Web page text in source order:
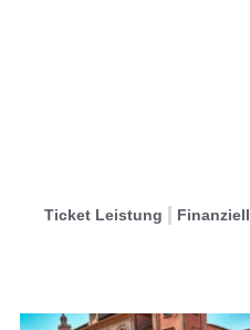
Ticket Leistung Finanziell